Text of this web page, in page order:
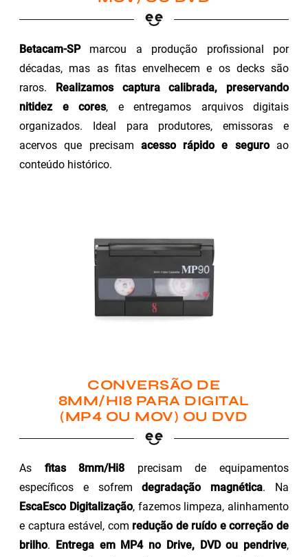
Betacam-SPmarcou a produção profissional por
décadas, mas as fitas envelhecem e os decks são
raros.
Realizamos captura calibrada, preservando
nitidez e cores, e entregamos arquivos digitais
organizados. Ideal para produtores, emissoras e
acervos que precisam acesso rápido e seguroao
conteúdo histórico.
CONVERSÃO DE
8MM/HI8 PARA DIGITAL
(MP4 OU MOV) OU DVD
As fitas 8mm/Hi8 precisam de equipamentos
específicos e sofremdegradação magnética. Na
EscaEsco Digitalização, fazemos limpeza, alinhamento
e captura estável, com redução de ruído e correção de
brilho. Entrega em MP4 no Drive, DVD ou pendrive,